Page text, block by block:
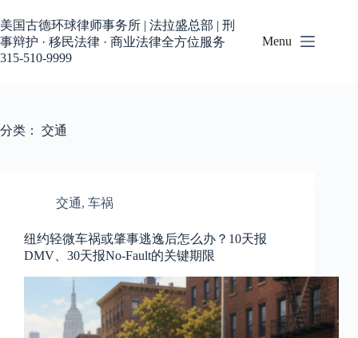
过
内
容
美国古德环球律师事务所 | 法拉盛总部 | 刑
事辩护 · 移民法律 · 商业法律全方位服务
315-510-9999
Menu
分类： 交通
交通, 车祸
纽约轻微车祸或肇事逃逸后怎么办？10天报
DMV、30天报No-Fault的关键期限